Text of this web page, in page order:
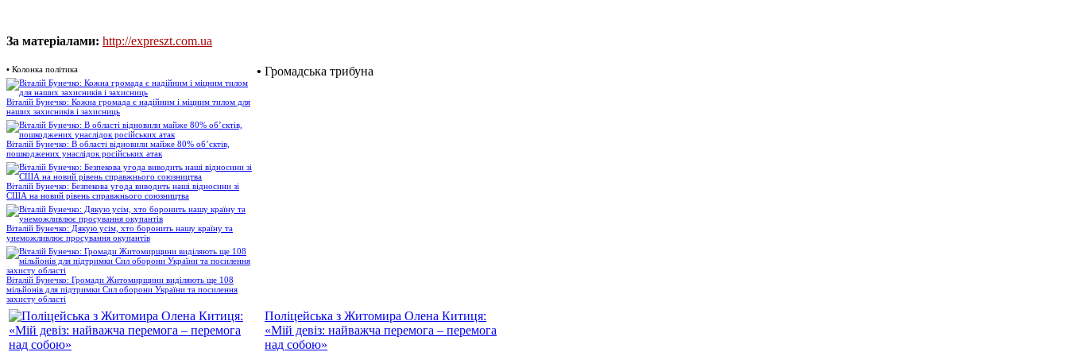
За матеріалами: http://expreszt.com.ua
• Колонка політика
Віталій Бунечко: Кожна громада є надійним і міцним тилом для
наших захисників і захисниць
Віталій Бунечко: В області відновили майже 80% об’єктів,
пошкоджених унаслідок російських атак
Віталій Бунечко: Безпекова угода виводить наші відносини зі
США на новий рівень справжнього союзництва
Віталій Бунечко: Дякую усім, хто боронить нашу країну та
унеможливлює просування окупантів
Віталій Бунечко: Громади Житомирщини виділяють ще 108
мільйонів для підтримки Сил оборони України та посилення
захисту області
• Громадська трибуна
Поліцейська з Житомира Олена Китиця:
«Мій девіз: найважча перемога – перемога
над собою»